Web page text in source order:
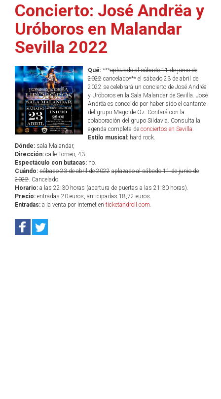
Concierto: José Andrëa y
Uróboros en Malandar
Sevilla 2022
Qué:***aplazado al sábado 11 de junio de
2022cancelado*** el sábado 23 de abril de
2022 se celebrará un concierto de José Andrëa
y Uróboros en la Sala Malandar de Sevilla. José
Andrëa es conocido por haber sido el cantante
del grupo Mago de Oz. Contará con la
colaboración del grupo Sildavia. Consulta la
agenda completa de conciertos en Sevilla.
Estilo musical:hard rock.
Dónde: sala Malandar,
Dirección: calle Torneo, 43.
Espectáculo con butacas: no.
Cuándo: sábado 23 de abril de 2022 aplazado al sábado 11 de junio de
2022. Cancelado.
Horario: a las 22:30 horas (apertura de puertas a las 21:30 horas).
Precio: entradas 20 euros, anticipadas 18,72 euros.
Entradas: a la venta por internet en ticketandroll.com.